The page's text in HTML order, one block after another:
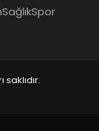
SağlıkSpor